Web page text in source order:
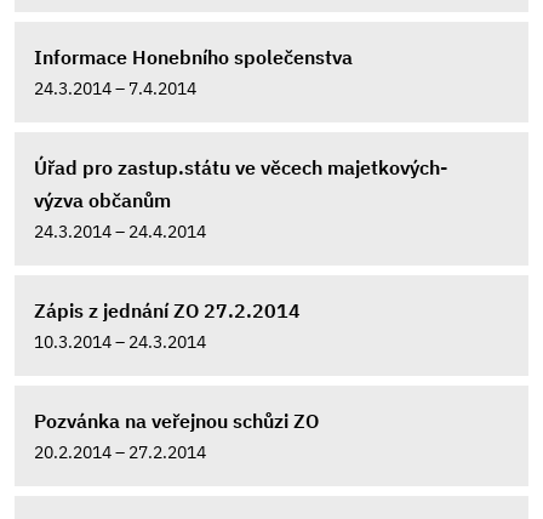
Informace Honebního společenstva
24.3.2014 – 7.4.2014
Úřad pro zastup.státu ve věcech majetkových-
výzva občanům
24.3.2014 – 24.4.2014
Zápis z jednání ZO 27.2.2014
10.3.2014 – 24.3.2014
Pozvánka na veřejnou schůzi ZO
20.2.2014 – 27.2.2014